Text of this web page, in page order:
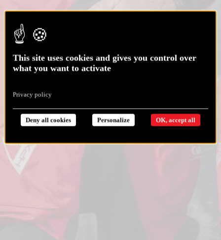
This site uses cookies and gives you control over
what you want to activate
OK, accept all
Deny all cookies Personalize
Privacy policy